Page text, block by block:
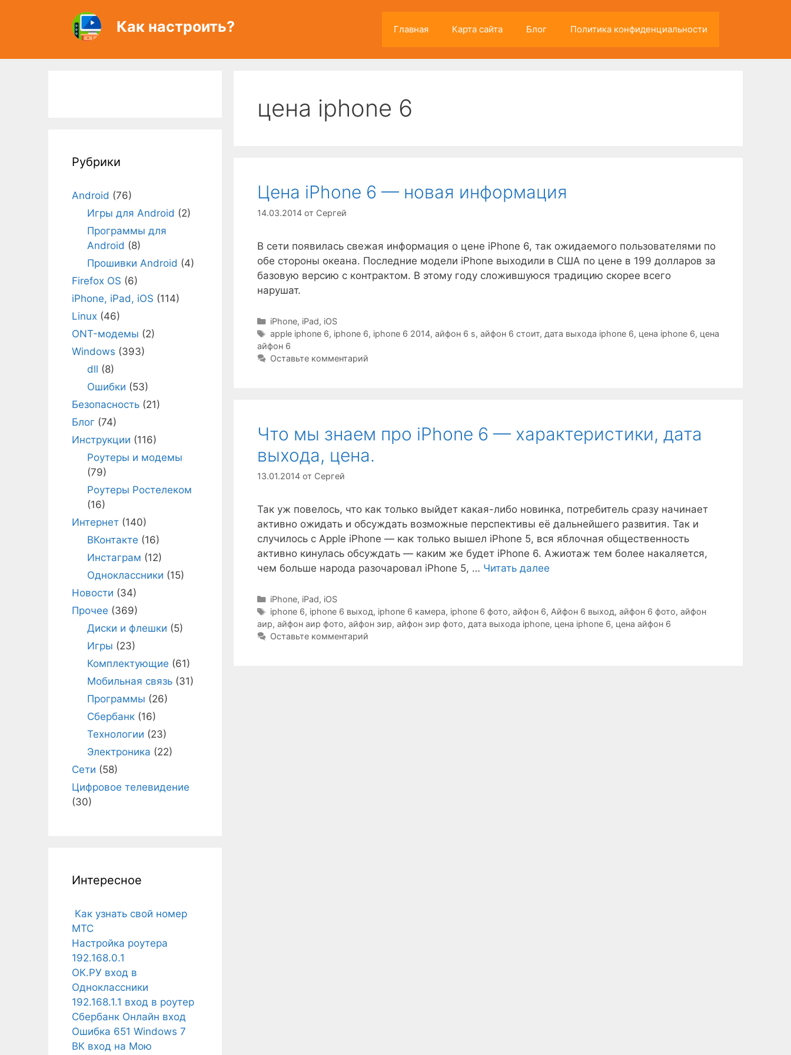
Как настроить? Главная Карта сайта Блог Политика конфиденциальности
цена iphone 6
Цена iPhone 6 — новая информация
14.03.2014 от Сергей
В сети появилась свежая информация о цене iPhone 6, так ожидаемого пользователями по
обе стороны океана. Последние модели iPhone выходили в США по цене в 199 долларов за
базовую версию с контрактом. В этому году сложившуюся традицию скорее всего
нарушат.
Рубрики
iPhone, iPad, iOS
Метки
apple iphone 6, iphone 6, iphone 6 2014, айфон 6 s, айфон 6 стоит, дата выхода iphone 6, цена iphone 6, цена
айфон 6
Оставьте комментарий
Что мы знаем про iPhone 6 — характеристики, дата
выхода, цена.
13.01.2014 от Сергей
Так уж повелось, что как только выйдет какая-либо новинка, потребитель сразу начинает
активно ожидать и обсуждать возможные перспективы её дальнейшего развития. Так и
случилось с Apple iPhone — как только вышел iPhone 5, вся яблочная общественность
активно кинулась обсуждать — каким же будет iPhone 6. Ажиотаж тем более накаляется,
чем больше народа разочаровал iPhone 5, … Читать далее
Рубрики
iPhone, iPad, iOS
Метки
iphone 6, iphone 6 выход, iphone 6 камера, iphone 6 фото, айфон 6, Айфон 6 выход, айфон 6 фото, айфон
аир, айфон аир фото, айфон эир, айфон эир фото, дата выхода iphone, цена iphone 6, цена айфон 6
Оставьте комментарий
Рубрики
Android (76)
Игры для Android (2)
Программы для
Android (8)
Прошивки Android (4)
Firefox OS (6)
iPhone, iPad, iOS (114)
Linux (46)
ONT-модемы (2)
Windows (393)
dll (8)
Ошибки (53)
Безопасность (21)
Блог (74)
Инструкции (116)
Роутеры и модемы
(79)
Роутеры Ростелеком
(16)
Интернет (140)
ВКонтакте (16)
Инстаграм (12)
Одноклассники (15)
Новости (34)
Прочее (369)
Диски и флешки (5)
Игры (23)
Комплектующие (61)
Мобильная связь(31)
Программы (26)
Сбербанк(16)
Технологии (23)
Электроника (22)
Сети (58)
Цифровое телевидение
(30)
Интересное
Как узнать свой номер
МТС
Настройка роутера
192.168.0.1
ОК.РУ вход в
Одноклассники
192.168.1.1 вход в роутер
Сбербанк Онлайн вход
Ошибка 651 Windows 7
ВК вход на Мою